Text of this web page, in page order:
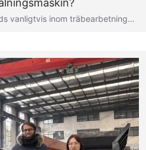
vanligtvis inom träbearbetning…